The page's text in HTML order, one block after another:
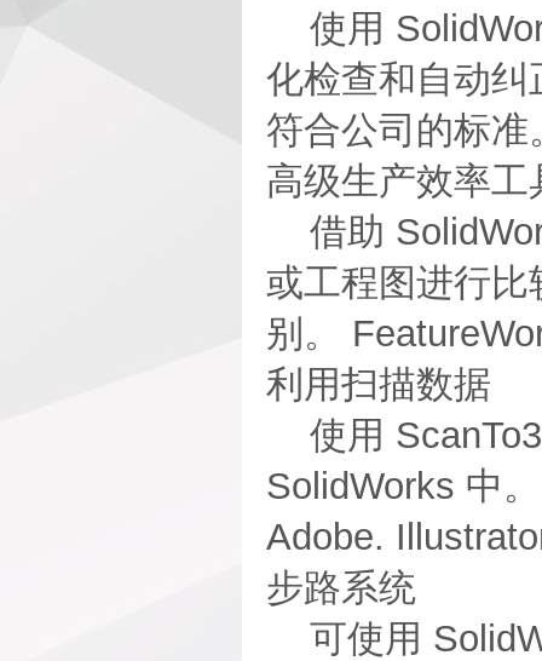
使用
化检查和自动
符合公司的标准
高级生产效率工
借助
或工程图进行
别。
利用扫描数据
使用
SolidWorks 中
Adobe.
步路系统
可使用